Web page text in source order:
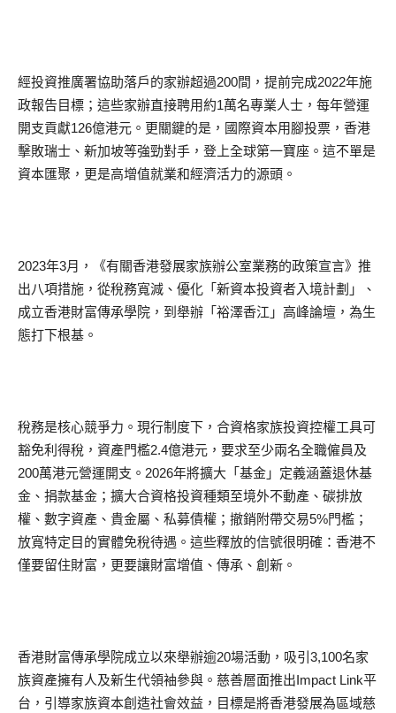
經投資推廣署協助落戶的家辦超過200間，提前完成2022年施
政報告目標；這些家辦直接聘用約1萬名專業人士，每年營運
開支貢獻126億港元。更關鍵的是，國際資本用腳投票，香港
擊敗瑞士、新加坡等強勁對手，登上全球第一寶座。這不單是
資本匯聚，更是高增值就業和經濟活力的源頭。
2023年3月，《有關香港發展家族辦公室業務的政策宣言》推
出八項措施，從稅務寬減、優化「新資本投資者入境計劃」、
成立香港財富傳承學院，到舉辦「裕澤香江」高峰論壇，為生
態打下根基。
稅務是核心競爭力。現行制度下，合資格家族投資控權工具可
豁免利得稅，資產門檻2.4億港元，要求至少兩名全職僱員及
200萬港元營運開支。2026年將擴大「基金」定義涵蓋退休基
金、捐款基金；擴大合資格投資種類至境外不動產、碳排放
權、數字資產、貴金屬、私募債權；撤銷附帶交易5%門檻；
放寬特定目的實體免稅待遇。這些釋放的信號很明確：香港不
僅要留住財富，更要讓財富增值、傳承、創新。
香港財富傳承學院成立以來舉辦逾20場活動，吸引3,100名家
族資產擁有人及新生代領袖參與。慈善層面推出Impact Link平
台，引導家族資本創造社會效益，目標是將香港發展為區域慈